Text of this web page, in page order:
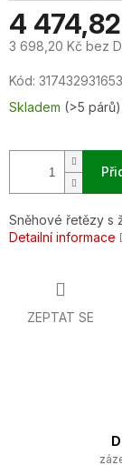
4
3 698,20 Kč bez
cena:
Kód:
Skladem (>5 párů)
Sněhové řetězy s
Detailní informace
ZEPTAT SE